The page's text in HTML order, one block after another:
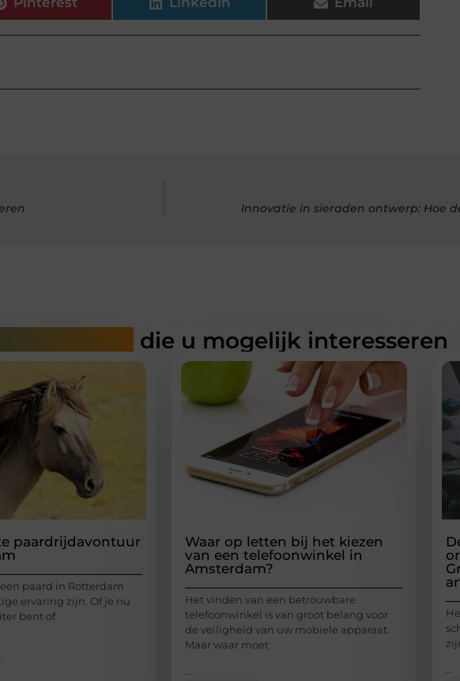
Innovatie in sieraden ontwerp: Hoe
die u mogelijk interesseren
paardrijdavontuur
paard in Rotterdam
ervaring zijn. Of je nu
bent of
Waar op letten bij het kiezen
van een telefoonwinkel in
Amsterdam?
Het vinden van een betrouwbare
telefoonwinkel is van groot belang voor
de veiligheid van uw mobiele apparaat.
Maar waar moet
... ...